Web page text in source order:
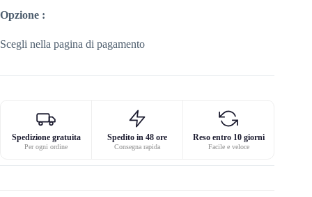
Opzione :
Scegli nella pagina di pagamento
Spedizione gratuita
Per ogni ordine
Spedito in 48 ore
Consegna rapida
Reso entro 10 giorni
Facile e veloce